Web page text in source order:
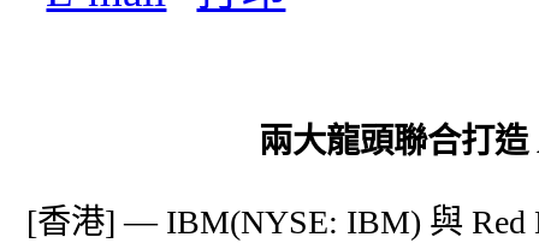
兩大龍頭聯合打
[香港] — IBM(NYSE: IBM) 與 Red